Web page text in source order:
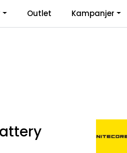
Infosenter Favoritter Logg inn
Outlet Kampanjer